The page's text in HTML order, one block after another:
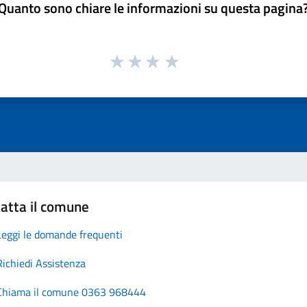
sono chiare le informazioni su questa
il comune
le domande frequenti
Assistenza
il comune 0363 968444